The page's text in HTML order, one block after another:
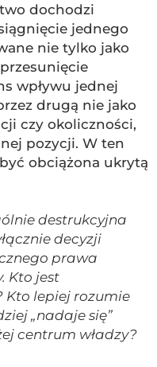
dochodzi
jednego
nie tylko jako
wpływu jednej
drugą nie jako
czy okoliczności,
pozycji. W ten
obciążona ukrytą
destrukcyjna
decyzji
prawa
Kto jest
Kto lepiej rozumie
„nadaje się”
centrum władzy?